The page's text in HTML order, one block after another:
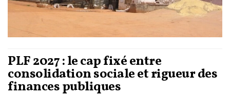
PLF 2027 : le cap fixé entre
consolidation sociale et rigueur des
finances publiques